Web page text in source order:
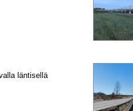
läntisellä